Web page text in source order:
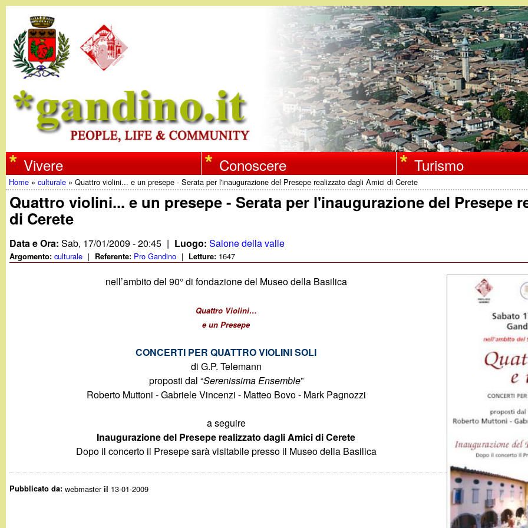
Salta
al
contenuto
principale
w
w
w
.
.
Vivere Conoscere Turismo
Tu
sei
qui
Home »culturale »Quattro violini... e un presepe - Serata per l'inaugurazione del Presepe realizzato dagli Amici di Cerete
Quattro violini... e un presepe - Serata per l'inaugurazione del Presepe
di Cerete
Data e Ora:Sab, 17/01/2009 - 20:45 | Luogo:Salone della valle
Argomento:culturale | Referente: Pro Gandino | Letture: 1647
nell’ambito del 90° di fondazione del Museo della Basilica
Quattro Violini…
e un Presepe
CONCERTI PER QUATTRO VIOLINI SOLI
di G.P. Telemann
proposti dal “Serenissima Ensemble”
Roberto Muttoni - Gabriele Vincenzi - Matteo Bovo - Mark Pagnozzi
a seguire
Inaugurazione del Presepe realizzato dagli Amici di Cerete
Dopo il concerto il Presepe sarà visitabile presso il Museo della Basilica
Pubblicato da:webmasteril 13-01-2009